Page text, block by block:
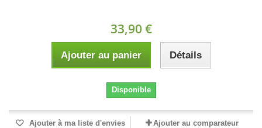
33,90 €
Ajouter au panier Détails
Disponible
Ajouter à ma liste d'envies Ajouter au comparateur